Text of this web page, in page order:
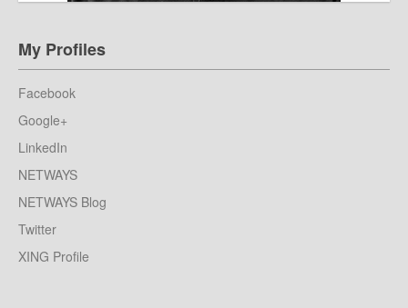
My Profiles
Facebook
Google+
LinkedIn
NETWAYS
NETWAYS Blog
Twitter
XING Profile